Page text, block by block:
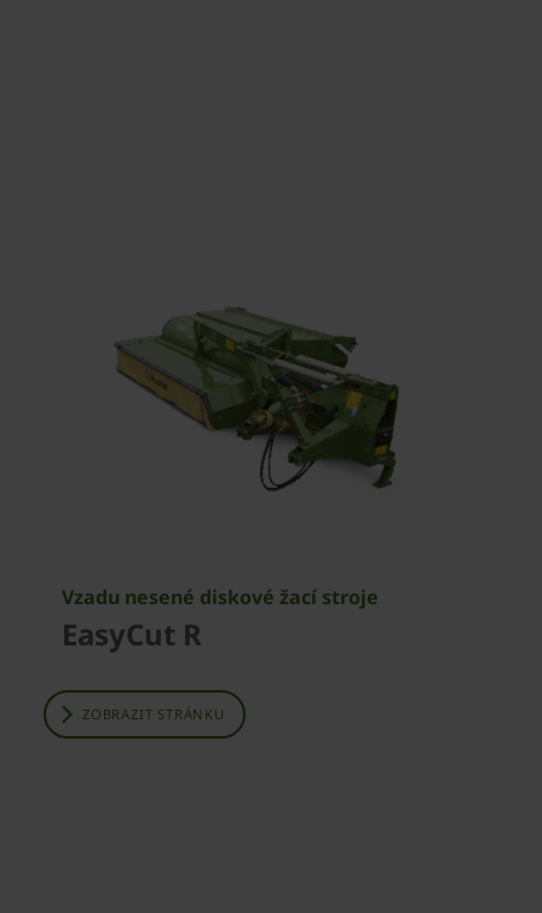
Vzadu nesené diskové žací stroje
EasyCut R
ZOBRAZIT STRÁNKU